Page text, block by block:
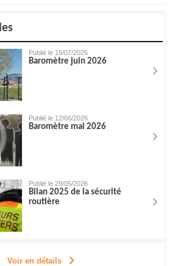
Publié le 16/07/2026
Baromètre juin 2026
Publié le 12/06/2026
Baromètre mai 2026
Publié le 29/05/2026
Bilan 2025 de la sécurité
routière
Voir en détails